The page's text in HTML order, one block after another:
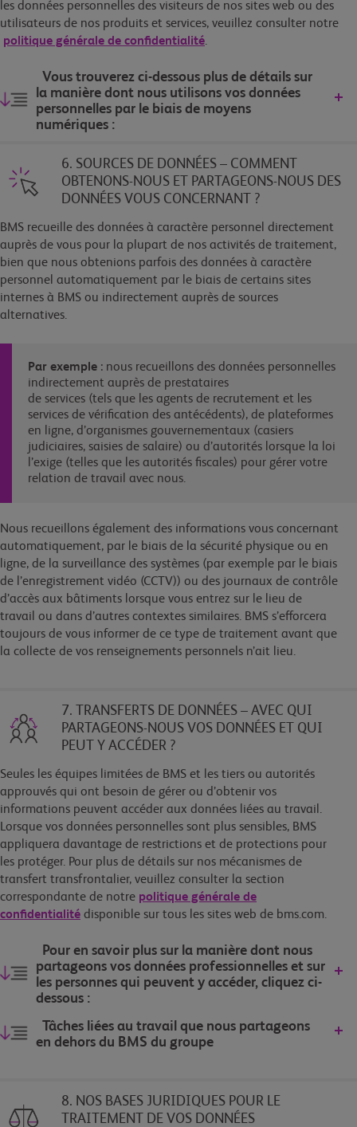
les données personnelles des visiteurs de nos sites web ou des
utilisateurs de nos produits et services, veuillez consulter notre
politique générale de confidentialité.
Vous trouverez ci-dessous plus de détails sur
la manière dont nous utilisons vos données
personnelles par le biais de moyens
numériques :
6. SOURCES DE DONNÉES – COMMENT
OBTENONS-NOUS ET PARTAGEONS-NOUS DES
DONNÉES VOUS CONCERNANT ?
BMS recueille des données à caractère personnel directement
auprès de vous pour la plupart de nos activités de traitement,
bien que nous obtenions parfois des données à caractère
personnel automatiquement par le biais de certains sites
internes à BMS ou indirectement auprès de sources
alternatives.
Par exemple : nous recueillons des données personnelles
indirectement auprès de prestataires
de services (tels que les agents de recrutement et les
services de vérification des antécédents), de plateformes
en ligne, d’organismes gouvernementaux (casiers
judiciaires, saisies de salaire) ou d’autorités lorsque la loi
l’exige (telles que les autorités fiscales) pour gérer votre
relation de travail avec nous.
Nous recueillons également des informations vous concernant
automatiquement, par le biais de la sécurité physique ou en
ligne, de la surveillance des systèmes (par exemple par le biais
de l’enregistrement vidéo (CCTV)) ou des journaux de contrôle
d’accès aux bâtiments lorsque vous entrez sur le lieu de
travail ou dans d’autres contextes similaires. BMS s’efforcera
toujours de vous informer de ce type de traitement avant que
la collecte de vos renseignements personnels n’ait lieu.
7. TRANSFERTS DE DONNÉES – AVEC QUI
PARTAGEONS-NOUS VOS DONNÉES ET QUI
PEUT Y ACCÉDER ?
Seules les équipes limitées de BMS et les tiers ou autorités
approuvés qui ont besoin de gérer ou d’obtenir vos
informations peuvent accéder aux données liées au travail.
Lorsque vos données personnelles sont plus sensibles, BMS
appliquera davantage de restrictions et de protections pour
les protéger. Pour plus de détails sur nos mécanismes de
transfert transfrontalier, veuillez consulter la section
correspondante de notre politique générale de
confidentialité disponible sur tous les sites web de bms.com.
Pour en savoir plus sur la manière dont nous
partageons vos données professionnelles et sur
les personnes qui peuvent y accéder, cliquez ci-
dessous :
Tâches liées au travail que nous partageons
en dehors du BMS du groupe
8. NOS BASES JURIDIQUES POUR LE
TRAITEMENT DE VOS DONNÉES